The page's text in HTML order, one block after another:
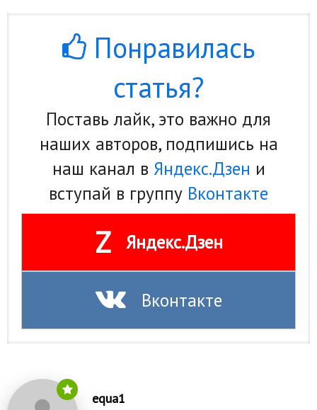
Работа и бизнес
Животные
Праздники и подарки
Кинематограф
Домашние животные
Семья и дети
Путешествия
Строительство
Культура и общество
Финансы
Понравилась
статья?
Поставь лайк, это важно для
наших авторов, подпишись на
наш канал в Яндекс.Дзен и
вступай в группу Вконтакте
Z Яндекс.Дзен
Вконтакте
equa1